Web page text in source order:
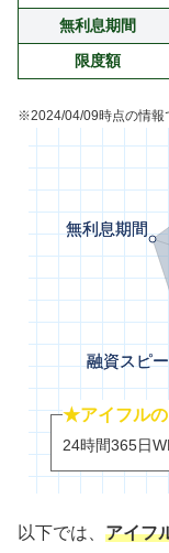
無利息期間
限度額
※2024/04/09時点の情報
★アイフルの
24時間365日
以下では、 アイフ